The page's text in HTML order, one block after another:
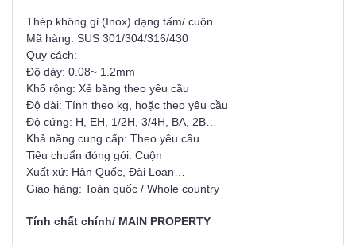
Thép không gỉ (Inox) dạng tấm/ cuộn
Mã hàng: SUS 301/304/316/430
Quy cách:
Độ dày: 0.08~ 1.2mm
Khổ rộng: Xẻ băng theo yêu cầu
Độ dài: Tính theo kg, hoặc theo yêu cầu
Độ cứng: H, EH, 1/2H, 3/4H, BA, 2B…
Khả năng cung cấp: Theo yêu cầu
Tiêu chuẩn đóng gói: Cuộn
Xuất xứ: Hàn Quốc, Đài Loan…
Giao hàng: Toàn quốc / Whole country
Tính chất chính/ MAIN PROPERTY